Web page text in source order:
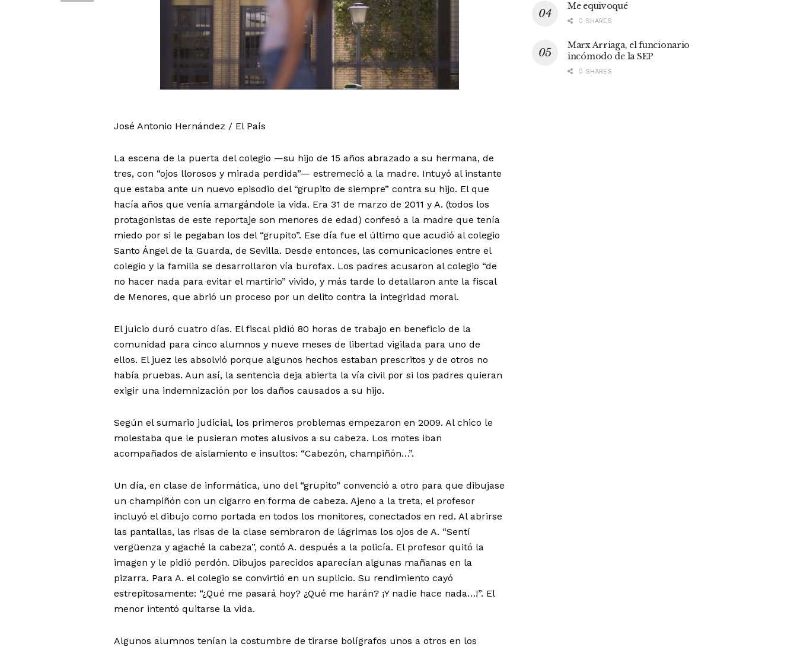
José Antonio Hernández / El País
La escena de la puerta del colegio —su hijo de 15 años abrazado a su hermana, de
tres, con “ojos llorosos y mirada perdida”— estremeció a la madre. Intuyó al instante
que estaba ante un nuevo episodio del “grupito de siempre” contra su hijo. El que
hacía años que venía amargándole la vida. Era 31 de marzo de 2011 y A. (todos los
protagonistas de este reportaje son menores de edad) confesó a la madre que tenía
miedo por si le pegaban los del “grupito”. Ese día fue el último que acudió al colegio
Santo Ángel de la Guarda, de Sevilla. Desde entonces, las comunicaciones entre el
colegio y la familia se desarrollaron vía burofax. Los padres acusaron al colegio “de
no hacer nada para evitar el martirio” vivido, y más tarde lo detallaron ante la fiscal
de Menores, que abrió un proceso por un delito contra la integridad moral.
El juicio duró cuatro días. El fiscal pidió 80 horas de trabajo en beneficio de la
comunidad para cinco alumnos y nueve meses de libertad vigilada para uno de
ellos. El juez les absolvió porque algunos hechos estaban prescritos y de otros no
había pruebas. Aun así, la sentencia deja abierta la vía civil por si los padres quieran
exigir una indemnización por los daños causados a su hijo.
Según el sumario judicial, los primeros problemas empezaron en 2009. Al chico le
molestaba que le pusieran motes alusivos a su cabeza. Los motes iban
acompañados de aislamiento e insultos: “Cabezón, champiñón…”.
Un día, en clase de informática, uno del “grupito” convenció a otro para que dibujase
un champiñón con un cigarro en forma de cabeza. Ajeno a la treta, el profesor
incluyó el dibujo como portada en todos los monitores, conectados en red. Al abrirse
las pantallas, las risas de la clase sembraron de lágrimas los ojos de A. “Sentí
vergüenza y agaché la cabeza”, contó A. después a la policía. El profesor quitó la
imagen y le pidió perdón. Dibujos parecidos aparecían algunas mañanas en la
pizarra. Para A. el colegio se convirtió en un suplicio. Su rendimiento cayó
estrepitosamente: “¿Qué me pasará hoy? ¿Qué me harán? ¡Y nadie hace nada…!”. El
menor intentó quitarse la vida.
Algunos alumnos tenían la costumbre de tirarse bolígrafos unos a otros en los
Me equivoqué
0 SHARES
Marx Arriaga, el funcionario
incómodo de la SEP
0 SHARES